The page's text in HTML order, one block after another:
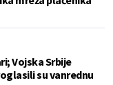
Vojska Srbije
su vanrednu